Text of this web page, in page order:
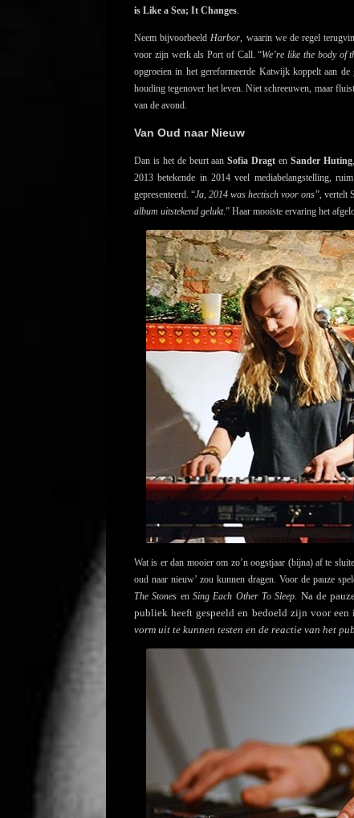
is Like a Sea; It Changes
Neem bijvoorbeeld Harbor , waarin we de regel
voor zijn werk als Port of Call. “We’re like the body of
opgroeien in het gereformeerde Katwijk koppelt aan
houding tegenover het leven. Niet schreeuwen, maar
van de avond.
Van Oud naar Nieuw
Dan is het de beurt aanSofia Dragt en Sander Huting
2013 betekende in 2014 veel mediabelangstelling,
gepresenteerd. “Ja, 2014 was hectisch voor ons”, vertelt
album uitstekend gelukt.” Haar mooiste ervaring het
Wat is er dan mooier om zo’n oogstjaar (bijna) af te
oud naar nieuw’ zou kunnen dragen. Voor de pauze
The Stones enSing Each Other To Sleep Na de
publiek heeft gespeeld en bedoeld zijn voor een
vorm uit te kunnen testen en de reactie van het